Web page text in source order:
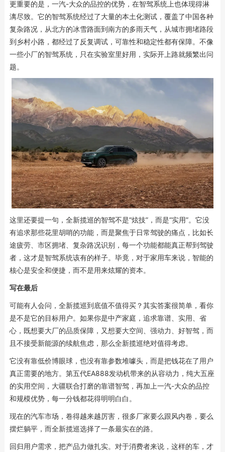
更重要的是，一汽-大众的品控的优势，在智驾系统上也体现得淋
漓尽致。它的智驾系统经过了大量的本土化测试，覆盖了中国各种
复杂路况，从北方的冰雪路面到南方的多雨天气，从城市拥堵路段
到乡村小路，都经过了反复调试，可靠性和稳定性都有保障。不像
一些小厂的智驾系统，只在实验室里好用，实际开上路就频繁出问
题。
这里还要提一句，全新揽巡的智驾不是“炫技”，而是“实用”。它没
有追求那些花里胡哨的功能，而是聚焦于日常驾驶的痛点，比如长
途疲劳、市区拥堵、复杂路况识别，每一个功能都能真正帮到驾驶
者，这才是智驾系统该有的样子。毕竟，对于家用车来说，智能的
核心是安全和便捷，而不是用来炫耀的资本。
写在最后
可能有人会问，全新揽巡到底值不值得买？其实答案很简单，看你
是不是它的目标用户。如果你是中产家庭，追求靠谱、实用、省
心，既想要大厂的品质保障，又想要大空间、强动力、好智驾，而
且不接受新能源的续航焦虑，那么全新揽巡绝对值得考虑。
它没有靠低价博眼球，也没有靠参数堆噱头，而是把钱花在了用户
真正需要的地方。第五代EA888发动机带来的从容动力，纯大五座
的实用空间，大疆联合打磨的靠谱智驾，再加上一汽-大众的品控
和规模优势，每一分钱都花得明明白白。
现在的汽车市场，卷得越来越厉害，很多厂家要么跟风内卷，要么
摆烂躺平，而全新揽巡选择了一条最实在的路。
回归用户需求，把产品力做扎实。对于消费者来说，这样的车，才